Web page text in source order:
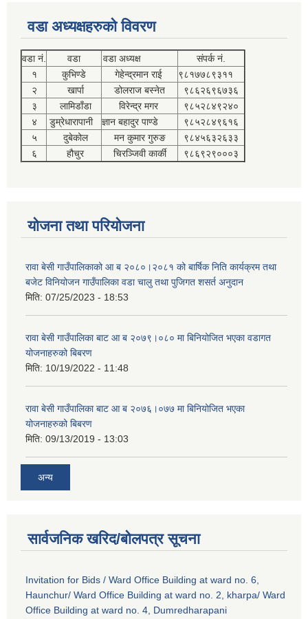
वडा अध्यक्षहरुको विवरण
वडा नं. वडा वडा अध्यक्ष
संपर्क नं.
१
कुभिण्डे गेहेन्द्रमान राई
९८१७७८९३११
२
खार्पा डोलराज बस्नेत
९८६२६९६७३६
३
लामिडाँडा विरेन्द्र मगर
९८५२८४९२४०
४
डुम्रेधारापानी ज्ञान बहादुर पाण्डे
९८५२८४९६१६
५
दुबेकोल मन कुमार गुरुङ
९८४५६३२६३३
६
हौचुर चिरञ्जिवी कार्की ९८६९२९०००३
योजना तथा परियोजना
रावा बेसी गाउँपालिकाको आ ब २०८०।२०८१ को बार्षिक निति कार्यक्रम तथा
बजेट विनियोजन गाउँपालिका वडा चालु तथा पुजिगत शसर्त अनुदान
मिति: 07/25/2023 - 18:53
रावा बेसी गाउँपालिका बाट आ ब २०७९।०८० मा बिनियोजित भएका वडागत
योजनाहरुको बिबरण
मिति: 10/19/2022 - 11:48
रावा बेसी गाउँपालिका बाट आ ब २०७६।०७७ मा बिनियोजित भएका
योजनाहरुको बिबरण
मिति: 09/13/2019 - 13:03
अन्य
सार्वजनिक खरिद/बोलपत्र सूचना
Invitation for Bids / Ward Office Building at ward no. 6,
Haunchur/ Ward Office Building at ward no. 2, kharpa/ Ward
Office Building at ward no. 4, Dumredharapani